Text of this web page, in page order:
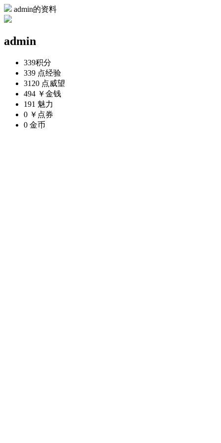
admin的资料
admin
339积分
339 点经验
3120 点威望
494 ￥金钱
191 魅力
0 ￥ 点券
0 金币